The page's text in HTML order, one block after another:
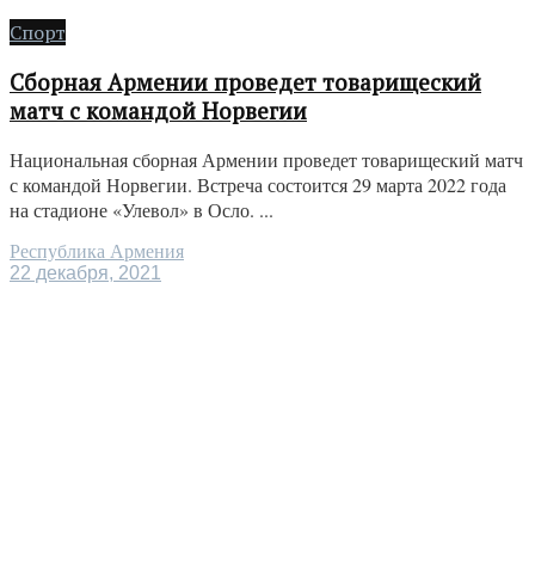
Спорт
Сборная Армении проведет товарищеский
матч с командой Норвегии
Национальная сборная Армении проведет товарищеский матч
с командой Норвегии. Встреча состоится 29 марта 2022 года
на стадионе «Улевол» в Осло. ...
Республика Армения
22 декабря, 2021